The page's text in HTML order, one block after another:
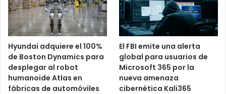
Hyundai adquiere el 100%
de Boston Dynamics para
desplegar al robot
humanoide Atlas en
fábricas de automóviles
El FBI emite una alerta
global para usuarios de
Microsoft 365 por la
nueva amenaza
cibernética Kali365